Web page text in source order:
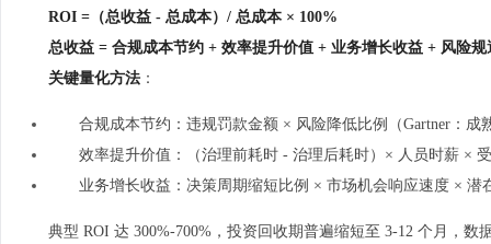
ROI =（总收益 - 总成本）/ 总成本 × 100%
总收益 = 合规成本节约 + 效率提升价值 + 业务增长收益 + 风险规
关键量化方法 ：
合规成本节约：违规罚款金额 × 风险降低比例（Gartner：成
效率提升价值：（治理前耗时 - 治理后耗时）× 人员时薪 ×
业务增长收益：决策周期缩短比例 × 市场机会响应速度 × 潜
典型 ROI 达 300%-700%，投资回收期普遍缩短至 3-12 个月，